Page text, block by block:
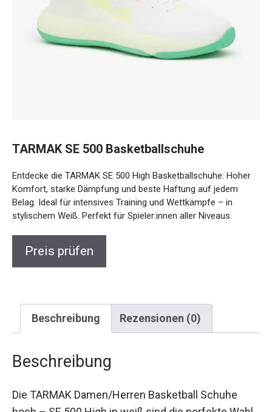
Komfort, starke Dämpfung und beste Haftung auf jedem
Belag. Ideal für intensives Training und Wettkämpfe – in
stylischem Weiß. Perfekt für Spieler:innen aller Niveaus.
Beschreibung Rezensionen (0)
Beschreibung
hoch – SE 500 High in weiß sind die perfekte